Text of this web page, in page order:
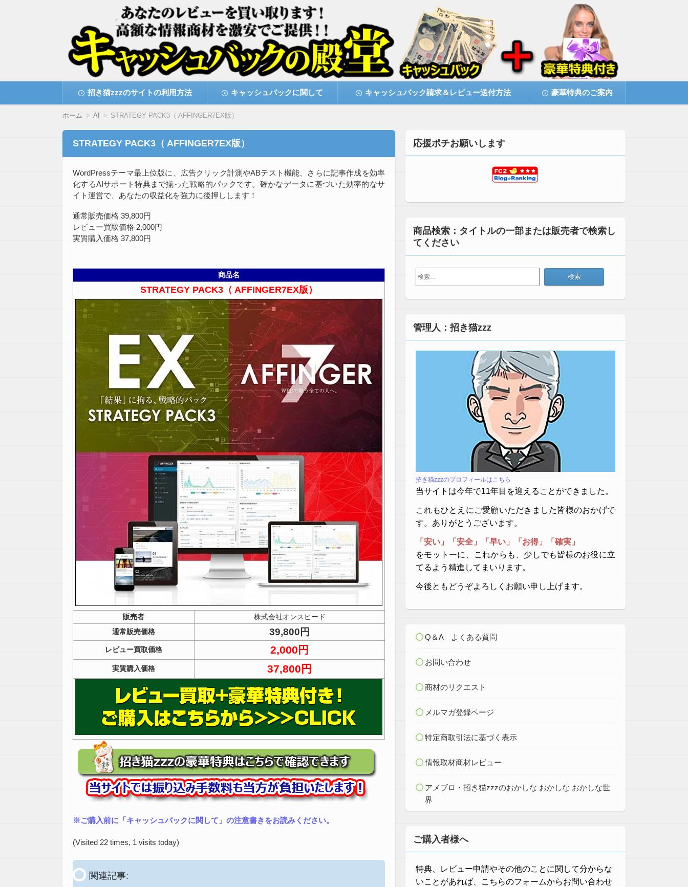
情報商材激安サイト・キャッシュバックの殿堂
高額な情報商材をレビューを買い取ることで激安で購入できます
テ
招き猫zzzのサイトの利用方法 キャッシュバックに関して キャッシュバック請求＆レビュー送付方法 豪華特典のご案内
ホーム AI STRATEGY PACK3（ AFFINGER7EX版）
STRATEGY PACK3（ AFFINGER7EX版）
WordPressテーマ最上位版に、広告クリック計測やABテスト機能、さらに記事作成を効率
化するAIサポート特典まで揃った戦略的パックです。確かなデータに基づいた効率的なサ
イト運営で、あなたの収益化を強力に後押しします！
通常販売価格 39,800円
レビュー買取価格 2,000円
実質購入価格 37,800円
商品名
STRATEGY PACK3（ AFFINGER7EX版）
販売者
株式会社オンスピード
通常販売価格
39,800円
レビュー買取価格 2,000円
実質購入価格 37,800円
※ご購入前に「キャッシュバックに関して」の注意書きをお読みください。
(Visited 22 times, 1 visits today)
関連記事:
応援ポチお願いします
商品検索：タイトルの一部または販売者で検索し
てください
検
索:
管理人：招き猫zzz
招き猫zzzのプロフィールはこちら
当サイトは今年で11年目を迎えることができました。
これもひとえにご愛顧いただきました皆様のおかげで
す。ありがとうございます。
「安い」「安全」「早い」「お得」「確実」
をモットーに、これからも、少しでも皆様のお役に立
てるよう精進してまいります。
今後ともどうぞよろしくお願い申し上げます。
Q＆A よくある質問
お問い合わせ
商材のリクエスト
メルマガ登録ページ
特定商取引法に基づく表示
情報取材商材レビュー
アメブロ・招き猫zzzのおかしな おかしな おかしな世
界
ご購入者様へ
特典、レビュー申請やその他のことに関して分からな
いことがあれば、こちらのフォームからお問い合わせ